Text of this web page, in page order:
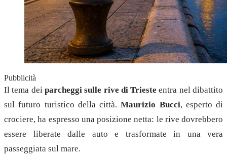
Pubblicità
Il tema dei parcheggi sulle rive di Trieste entra nel dibattito
sul futuro turistico della città.Maurizio Bucci, esperto di
crociere, ha espresso una posizione netta: le rive dovrebbero
essere liberate dalle auto e trasformate in una vera
passeggiata sul mare.